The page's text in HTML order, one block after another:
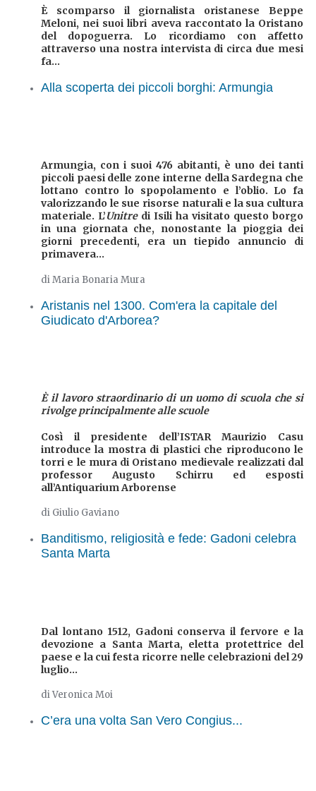
È scomparso il giornalista oristanese Beppe
Meloni, nei suoi libri aveva raccontato la Oristano
del dopoguerra. Lo ricordiamo con affetto
attraverso una nostra intervista di circa due mesi
fa...
Alla scoperta dei piccoli borghi: Armungia
Armungia, con i suoi 476 abitanti, è uno dei tanti
piccoli paesi delle zone interne della Sardegna che
lottano contro lo spopolamento e l’oblio. Lo fa
valorizzando le sue risorse naturali e la sua cultura
materiale. L’Unitredi Isili ha visitato questo borgo
in una giornata che, nonostante la pioggia dei
giorni precedenti, era un tiepido annuncio di
primavera...
di Maria Bonaria Mura
Aristanis nel 1300. Com'era la capitale del
Giudicato d'Arborea?
È il lavoro straordinario di un uomo di scuola che si
rivolge principalmente alle scuole
Così il presidente dell’ISTAR Maurizio Casu
introduce la mostra di plastici che riproducono le
torri e le mura di Oristano medievale realizzati dal
professor Augusto Schirru ed esposti
all’Antiquarium Arborense
di Giulio Gaviano
Banditismo, religiosità e fede: Gadoni celebra
Santa Marta
Dal lontano 1512, Gadoni conserva il fervore e la
devozione a Santa Marta, eletta protettrice del
paese e la cui festa ricorre nelle celebrazioni del 29
luglio...
di Veronica Moi
C’era una volta San Vero Congius...